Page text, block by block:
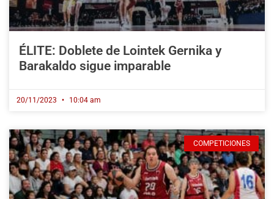
ÉLITE: Doblete de Lointek Gernika y
Barakaldo sigue imparable
20/11/2023 10:04 am
COMPETICIONES